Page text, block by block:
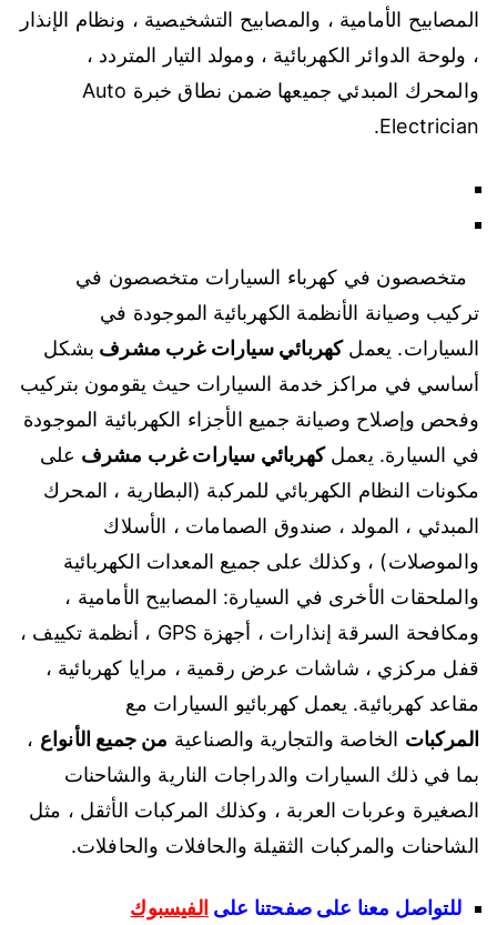
المصابيح الأمامية ، والمصابيح التشخيصية ، ونظام الإنذار
، ولوحة الدوائر الكهربائية ، ومولد التيار المتردد ،
والمحرك المبدئي جميعها ضمن نطاق خبرة Auto
Electrician.
متخصصون في كهرباء السيارات متخصصون في
تركيب وصيانة الأنظمة الكهربائية الموجودة في
السيارات. يعملكهربائي سيارات غرب مشرف بشكل
أساسي في مراكز خدمة السيارات حيث يقومون بتركيب
وفحص وإصلاح وصيانة جميع الأجزاء الكهربائية الموجودة
في السيارة. يعملكهربائي سيارات غرب مشرف على
مكونات النظام الكهربائي للمركبة (البطارية ، المحرك
المبدئي ، المولد ، صندوق الصمامات ، الأسلاك
والموصلات) ، وكذلك على جميع المعدات الكهربائية
والملحقات الأخرى في السيارة: المصابيح الأمامية ،
ومكافحة السرقة إنذارات ، أجهزة GPS ، أنظمة تكييف ،
قفل مركزي ، شاشات عرض رقمية ، مرايا كهربائية ،
مقاعد كهربائية. يعمل كهربائيو السيارات مع
المركبات الخاصة والتجارية والصناعية من جميع الأنواع ،
بما في ذلك السيارات والدراجات النارية والشاحنات
الصغيرة وعربات العربة ، وكذلك المركبات الأثقل ، مثل
الشاحنات والمركبات الثقيلة والحافلات والحافلات.
للتواصل معنا على صفحتنا على الفيسبوك